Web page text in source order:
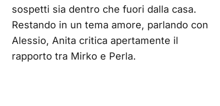
sospetti sia dentro che fuori dalla casa.
Restando in un tema amore, parlando con
Alessio, Anita critica apertamente il
rapporto tra Mirko e Perla.